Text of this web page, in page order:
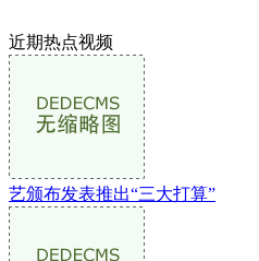
近期热点视频
艺颁布发表推出“三大打算”